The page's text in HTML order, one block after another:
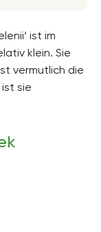
ist im
klein. Sie
vermutlich die
sie